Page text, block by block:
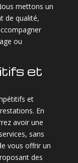
mettons un
de qualité,
ou
et
et
En
avoir une
sans
vous offrir un
des